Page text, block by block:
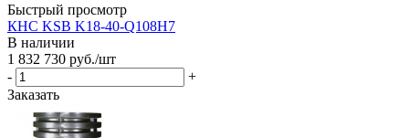
Быстрый просмотр
КНС KSB K18-40-Q108H7
В наличии
1 832 730 руб./шт
-
+
Заказать